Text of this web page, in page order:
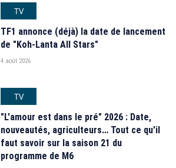
TV
TF1 annonce (déjà) la date de lancement
de "Koh-Lanta All Stars"
4 août 2026
TV
"L'amour est dans le pré" 2026 : Date,
nouveautés, agriculteurs… Tout ce qu'il
faut savoir sur la saison 21 du
programme de M6